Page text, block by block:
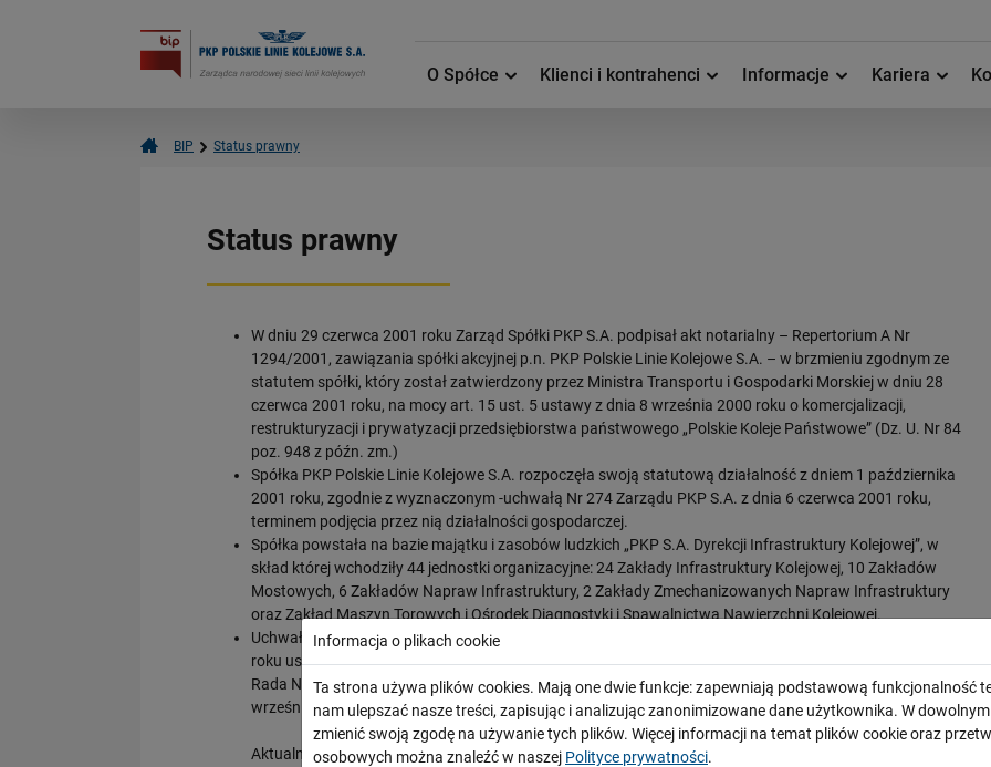
O Spółce Klienci i kontrahenci Informacje Kariera
BIP Status prawny
Status prawny
W dniu 29 czerwca 2001 roku Zarząd Spółki PKP S.A. podpisał akt notarialny – Repertorium A Nr
1294/2001, zawiązania spółki akcyjnej p.n. PKP Polskie Linie Kolejowe S.A. – w brzmieniu zgodnym ze
statutem spółki, który został zatwierdzony przez Ministra Transportu i Gospodarki Morskiej w dniu 28
czerwca 2001 roku, na mocy art. 15 ust. 5 ustawy z dnia 8 września 2000 roku o komercjalizacji,
restrukturyzacji i prywatyzacji przedsiębiorstwa państwowego „Polskie Koleje Państwowe” (Dz. U. Nr 84
poz. 948 z późn. zm.)
Spółka PKP Polskie Linie Kolejowe S.A. rozpoczęła swoją statutową działalność z dniem 1 października
2001 roku, zgodnie z wyznaczonym -uchwałą Nr 274 Zarządu PKP S.A. z dnia 6 czerwca 2001 roku,
terminem podjęcia przez nią działalności gospodarczej.
Spółka powstała na bazie majątku i zasobów ludzkich „PKP S.A. Dyrekcji Infrastruktury Kolejowej”, w
skład której wchodziły 44 jednostki organizacyjne: 24 Zakłady Infrastruktury Kolejowej, 10 Zakładów
Mostowych, 6 Zakładów Napraw Infrastruktury, 2 Zakłady Zmechanizowanych Napraw Infrastruktury
oraz Zakład Maszyn Torowych i Ośrodek Diagnostyki i Spawalnictwa Nawierzchni Kolejowej.
Uchwałą Nr 10 i zarządzeniem Nr 1 Zarządu PKP Polskie Linie Kolejowe S.A. z dnia 24 września 2001
roku ustalony został regulamin organizacyjny Spółki PKP Polskie Linie Kolejowe S.A., który zatwierdziła
Rada Nadzorcza uchwałą Nr 9 Rady Nadzorczej Spółki PKP Polskie Linie Kolejowe S.A. z dnia 26
września 2001 roku.
Aktualnie obowiązuje uchwała Nr 706/2021 Zarządu PKP Polskie Linie Kolejowe S.A., z dnia 8 listopada
Informacja o plikach cookie
Ta strona używa plików cookies. Mają one dwie funkcje: zapewniają podstawową funkcjonalność
nam ulepszać nasze treści, zapisując i analizując zanonimizowane dane użytkownika. W
zmienić swoją zgodę na używanie tych plików. Więcej informacji na temat plików cookie oraz
osobowych można znaleźć w naszej Polityce prywatności.